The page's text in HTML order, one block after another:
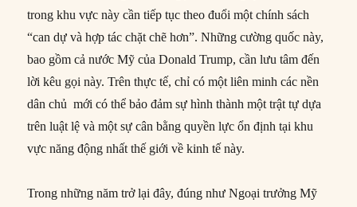
trong khu vực này cần tiếp tục theo đuổi một chính sách
“can dự và hợp tác chặt chẽ hơn”. Những cường quốc này,
bao gồm cả nước Mỹ của Donald Trump, cần lưu tâm đến
lời kêu gọi này. Trên thực tế, chỉ có một liên minh các nền
dân chủ mới có thể bảo đảm sự hình thành một trật tự dựa
trên luật lệ và một sự cân bằng quyền lực ổn định tại khu
vực năng động nhất thế giới về kinh tế này.
Trong những năm trở lại đây, đúng như Ngoại trưởng Mỹ